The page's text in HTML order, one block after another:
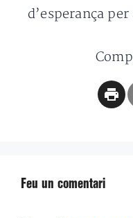
d’esperança
Feu un comentari